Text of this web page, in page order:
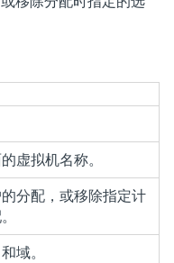
虚拟机名称。
分配，或移除指定计
域。